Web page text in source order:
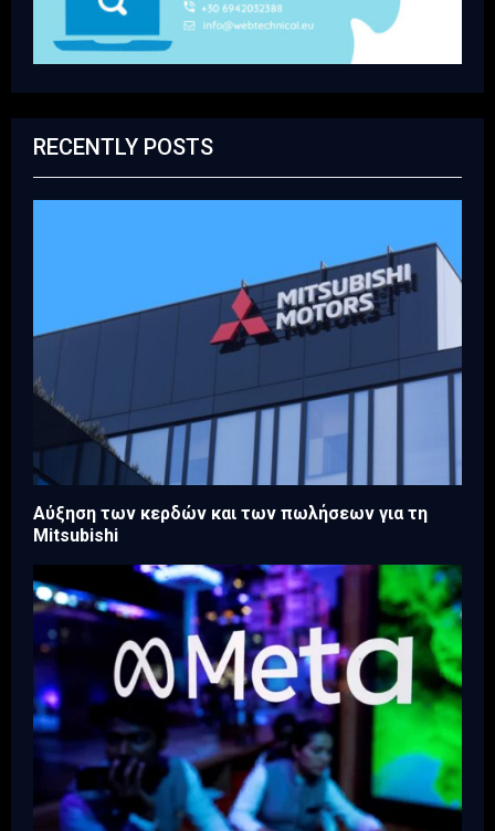
RECENTLY POSTS
Aύξηση των κερδών και των πωλήσεων για τη
Mitsubishi